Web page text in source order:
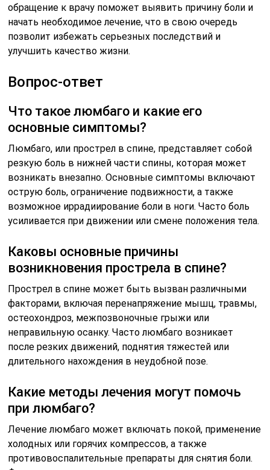
обращение к врачу поможет выявить причину боли и
начать необходимое лечение, что в свою очередь
позволит избежать серьезных последствий и
улучшить качество жизни.
Вопрос-ответ
Что такое люмбаго и какие его
основные симптомы?
Люмбаго, или прострел в спине, представляет собой
резкую боль в нижней части спины, которая может
возникать внезапно. Основные симптомы включают
острую боль, ограничение подвижности, а также
возможное иррадиирование боли в ноги. Часто боль
усиливается при движении или смене положения тела.
Каковы основные причины
возникновения прострела в спине?
Прострел в спине может быть вызван различными
факторами, включая перенапряжение мышц, травмы,
остеохондроз, межпозвоночные грыжи или
неправильную осанку. Часто люмбаго возникает
после резких движений, поднятия тяжестей или
длительного нахождения в неудобной позе.
Какие методы лечения могут помочь
при люмбаго?
Лечение люмбаго может включать покой, применение
холодных или горячих компрессов, а также
противовоспалительные препараты для снятия боли.